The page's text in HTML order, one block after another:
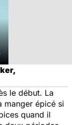
le début. La
manger épicé si
quand il